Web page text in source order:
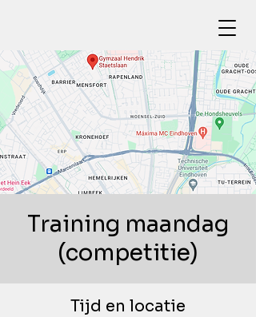
Training maandag
(competitie)
Tijd en locatie